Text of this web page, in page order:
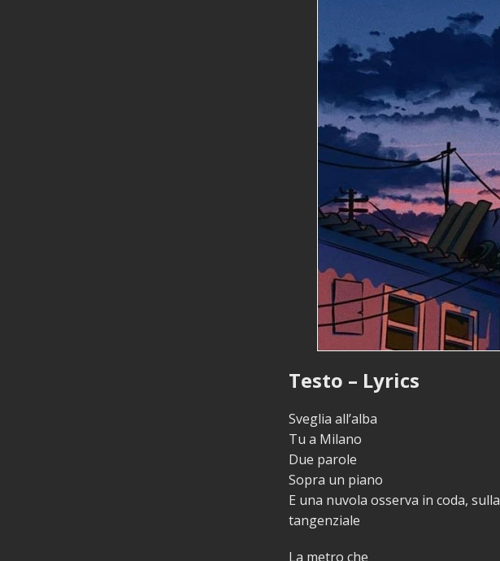
Testo – Lyrics
Sveglia all’alba
Tu a Milano
Due parole
Sopra un piano
E una nuvola osserva in coda, sulla
tangenziale
La metro che